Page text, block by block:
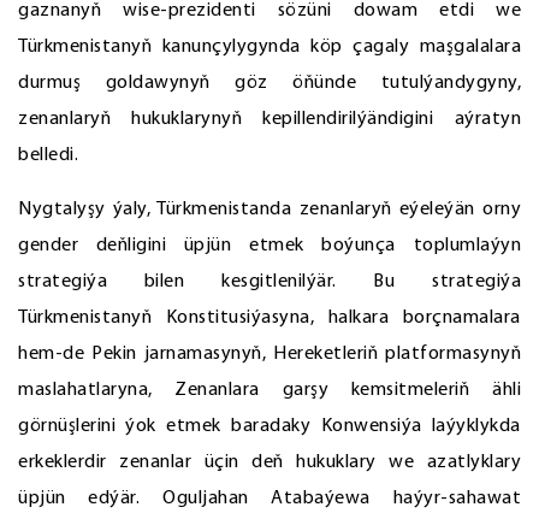
gaznanyň wise-prezidenti sözüni dowam etdi we
Türkmenistanyň kanunçylygynda köp çagaly maşgalalara
durmuş goldawynyň göz öňünde tutulýandygyny,
zenanlaryň hukuklarynyň kepillendirilýändigini aýratyn
belledi.
Nygtalyşy ýaly, Türkmenistanda zenanlaryň eýeleýän orny
gender deňligini üpjün etmek boýunça toplumlaýyn
strategiýa bilen kesgitlenilýär. Bu strategiýa
Türkmenistanyň Konstitusiýasyna, halkara borçnamalara
hem-de Pekin jarnamasynyň, Hereketleriň platformasynyň
maslahatlaryna, Zenanlara garşy kemsitmeleriň ähli
görnüşlerini ýok etmek baradaky Konwensiýa laýyklykda
erkeklerdir zenanlar üçin deň hukuklary we azatlyklary
üpjün edýär. Oguljahan Atabaýewa haýyr-sahawat